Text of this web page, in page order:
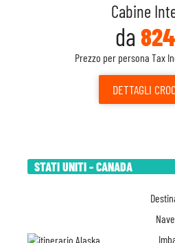
Cabine
da
Prezzo per persona Tax
DETTAGLI
STATI UNITI - CANADA